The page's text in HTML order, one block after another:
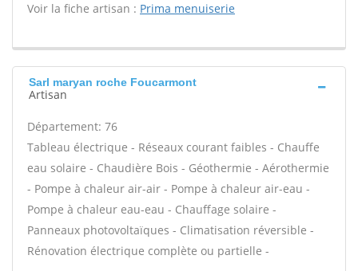
Voir la fiche artisan : Prima menuiserie
Sarl maryan roche Foucarmont
Artisan
Département: 76
Tableau électrique - Réseaux courant faibles - Chauffe
eau solaire - Chaudière Bois - Géothermie - Aérothermie
- Pompe à chaleur air-air - Pompe à chaleur air-eau -
Pompe à chaleur eau-eau - Chauffage solaire -
Panneaux photovoltaïques - Climatisation réversible -
Rénovation électrique complète ou partielle -